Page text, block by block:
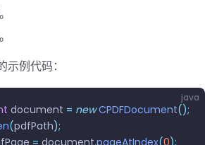
例代码：
java
document = new CPDFDocument();
(pdfPath);
= document.pageAtIndex(0);